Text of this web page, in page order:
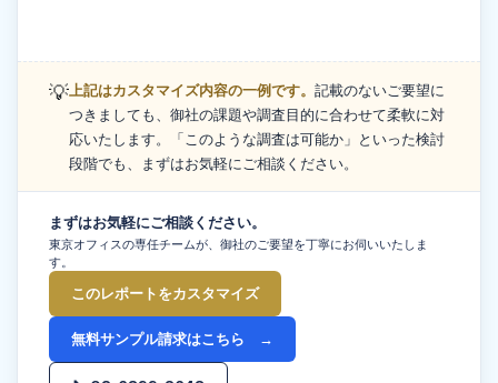
💡上記はカスタマイズ内容の一例です。 記載のないご要望に
つきましても、御社の課題や調査目的に合わせて柔軟に対
応いたします。「このような調査は可能か」といった検討
段階でも、まずはお気軽にご相談ください。
まずはお気軽にご相談ください。
東京オフィスの専任チームが、御社のご要望を丁寧にお伺いいたしま
す。
このレポートをカスタマイズ
無料サンプル請求はこちら →